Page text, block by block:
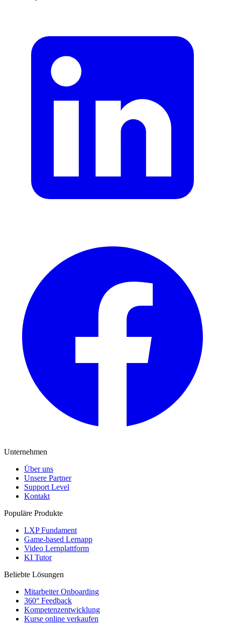
Unternehmen
Über uns
Unsere Partner
Support Level
Kontakt
Populäre Produkte
LXP Fundament
Game-based Lernapp
Video Lernplattform
KI Tutor
Beliebte Lösungen
Mitarbeiter Onboarding
360° Feedback
Kompetenzentwicklung
Kurse online verkaufen